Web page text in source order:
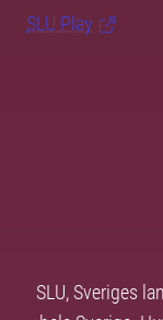
SLU Play
SLU, Sveriges